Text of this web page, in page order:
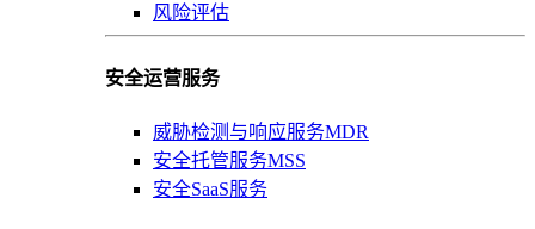
风险评估
安全运营服务
威胁检测与响应服务MDR
安全托管服务MSS
安全SaaS服务